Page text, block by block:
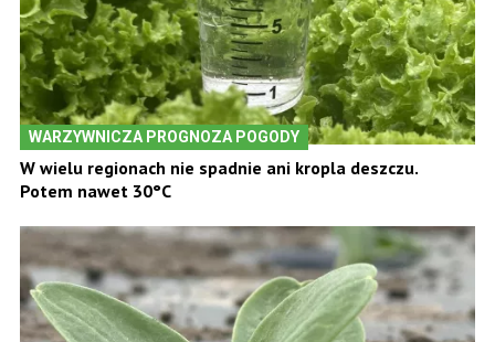
WARZYWNICZA PROGNOZA POGODY
W wielu regionach nie spadnie ani kropla deszczu.
Potem nawet 30°C